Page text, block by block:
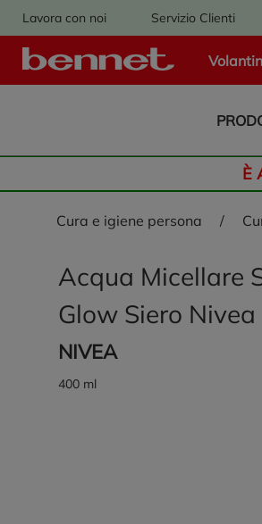
Lavora con noi Servizio Clienti
Logo Bennet - Torna
È
cura e igiene persona /
Acqua Micellare
Glow Siero Nivea
NIVEA
400 ml